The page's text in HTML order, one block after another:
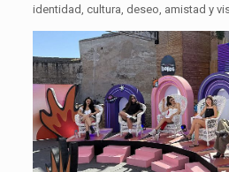
identidad, cultura, deseo, amistad y